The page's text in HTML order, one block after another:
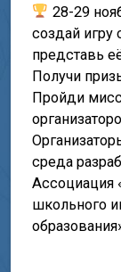
28-29
создай игру
представь
Получи
Пройди
среда
Ассоциация
школьного